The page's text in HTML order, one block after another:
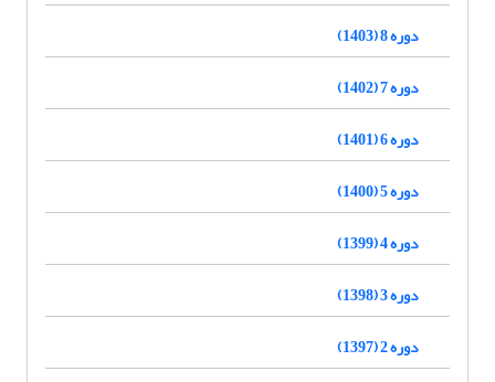
دوره 8 (1403)
دوره 7 (1402)
دوره 6 (1401)
دوره 5 (1400)
دوره 4 (1399)
دوره 3 (1398)
دوره 2 (1397)